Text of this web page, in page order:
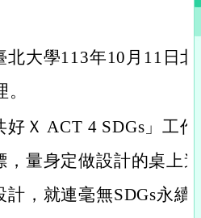
北大學113年10月11日
好Ｘ ACT 4 SDGs」工
，量身定做設計的桌上
計，就連毫無SDGs永續